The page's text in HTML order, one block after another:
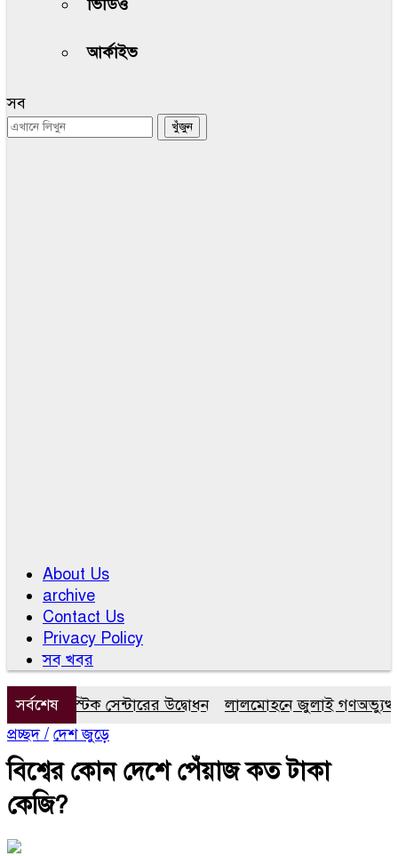
ভিডিও
আর্কাইভ
সব
About Us
archive
Contact Us
Privacy Policy
সব খবর
সর্বশেষসেন্টারের উদ্বোধন
লালমোহনে জুলাই গণঅভ্যুত্থান
প্রচ্ছদ / দেশ জুড়ে
বিশ্বের কোন দেশে পেঁয়াজ কত টাকা
কেজি?